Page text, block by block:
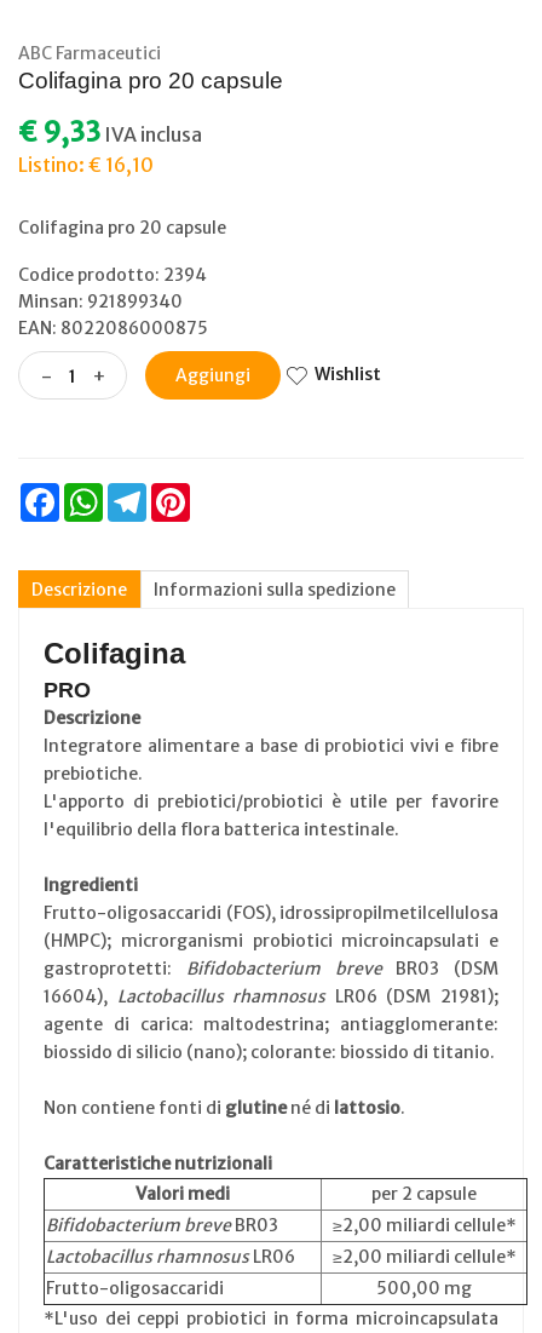
ABC Farmaceutici
Colifagina pro 20 capsule
€ 9,33 IVA inclusa
Listino: € 16,10
Colifagina pro 20 capsule
Codice prodotto: 2394
Minsan: 921899340
EAN: 8022086000875
- + Aggiungi Wishlist
FacebookWhatsAppTelegram
Descrizione Informazioni sulla spedizione
Colifagina
PRO
Descrizione
Integratore alimentare a base di probiotici vivi e fibre
prebiotiche.
L'apporto di prebiotici/probiotici è utile per favorire
l'equilibrio della flora batterica intestinale.
Ingredienti
Frutto-oligosaccaridi (FOS), idrossipropilmetilcellulosa
(HMPC); microrganismi probiotici microincapsulati e
gastroprotetti: Bifidobacterium breveBR03 (DSM
16604), Lactobacillus rhamnosusLR06 (DSM 21981);
agente di carica: maltodestrina; antiagglomerante:
biossido di silicio (nano); colorante: biossido di titanio.
Non contiene fonti di glutinené di lattosio.
Caratteristiche nutrizionali
Valori medi
per 2 capsule
Bifidobacterium breveBR03
≥2,00 miliardi cellule*
Lactobacillus rhamnosusLR06
≥2,00 miliardi cellule*
Frutto-oligosaccaridi
500,00 mg
*L'uso dei ceppi probiotici in forma microincapsulata